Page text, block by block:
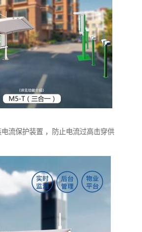
流保护装置 ，防止电流过高击穿供